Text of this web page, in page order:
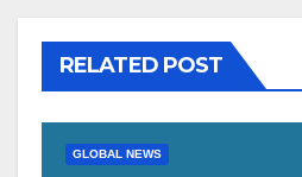
RELATED POST
GLOBAL NEWS